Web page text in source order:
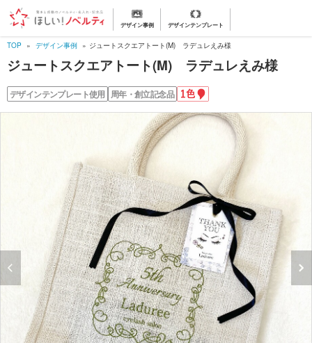
デザイン事例 デザインテンプレート
TOP デザイン事例 ジュートスクエアトート(M) ラデュレえみ様
ジュートスクエアトート(M) ラデュレえみ様
デザインテンプレート使用 周年・創立記念品1
色
名
入